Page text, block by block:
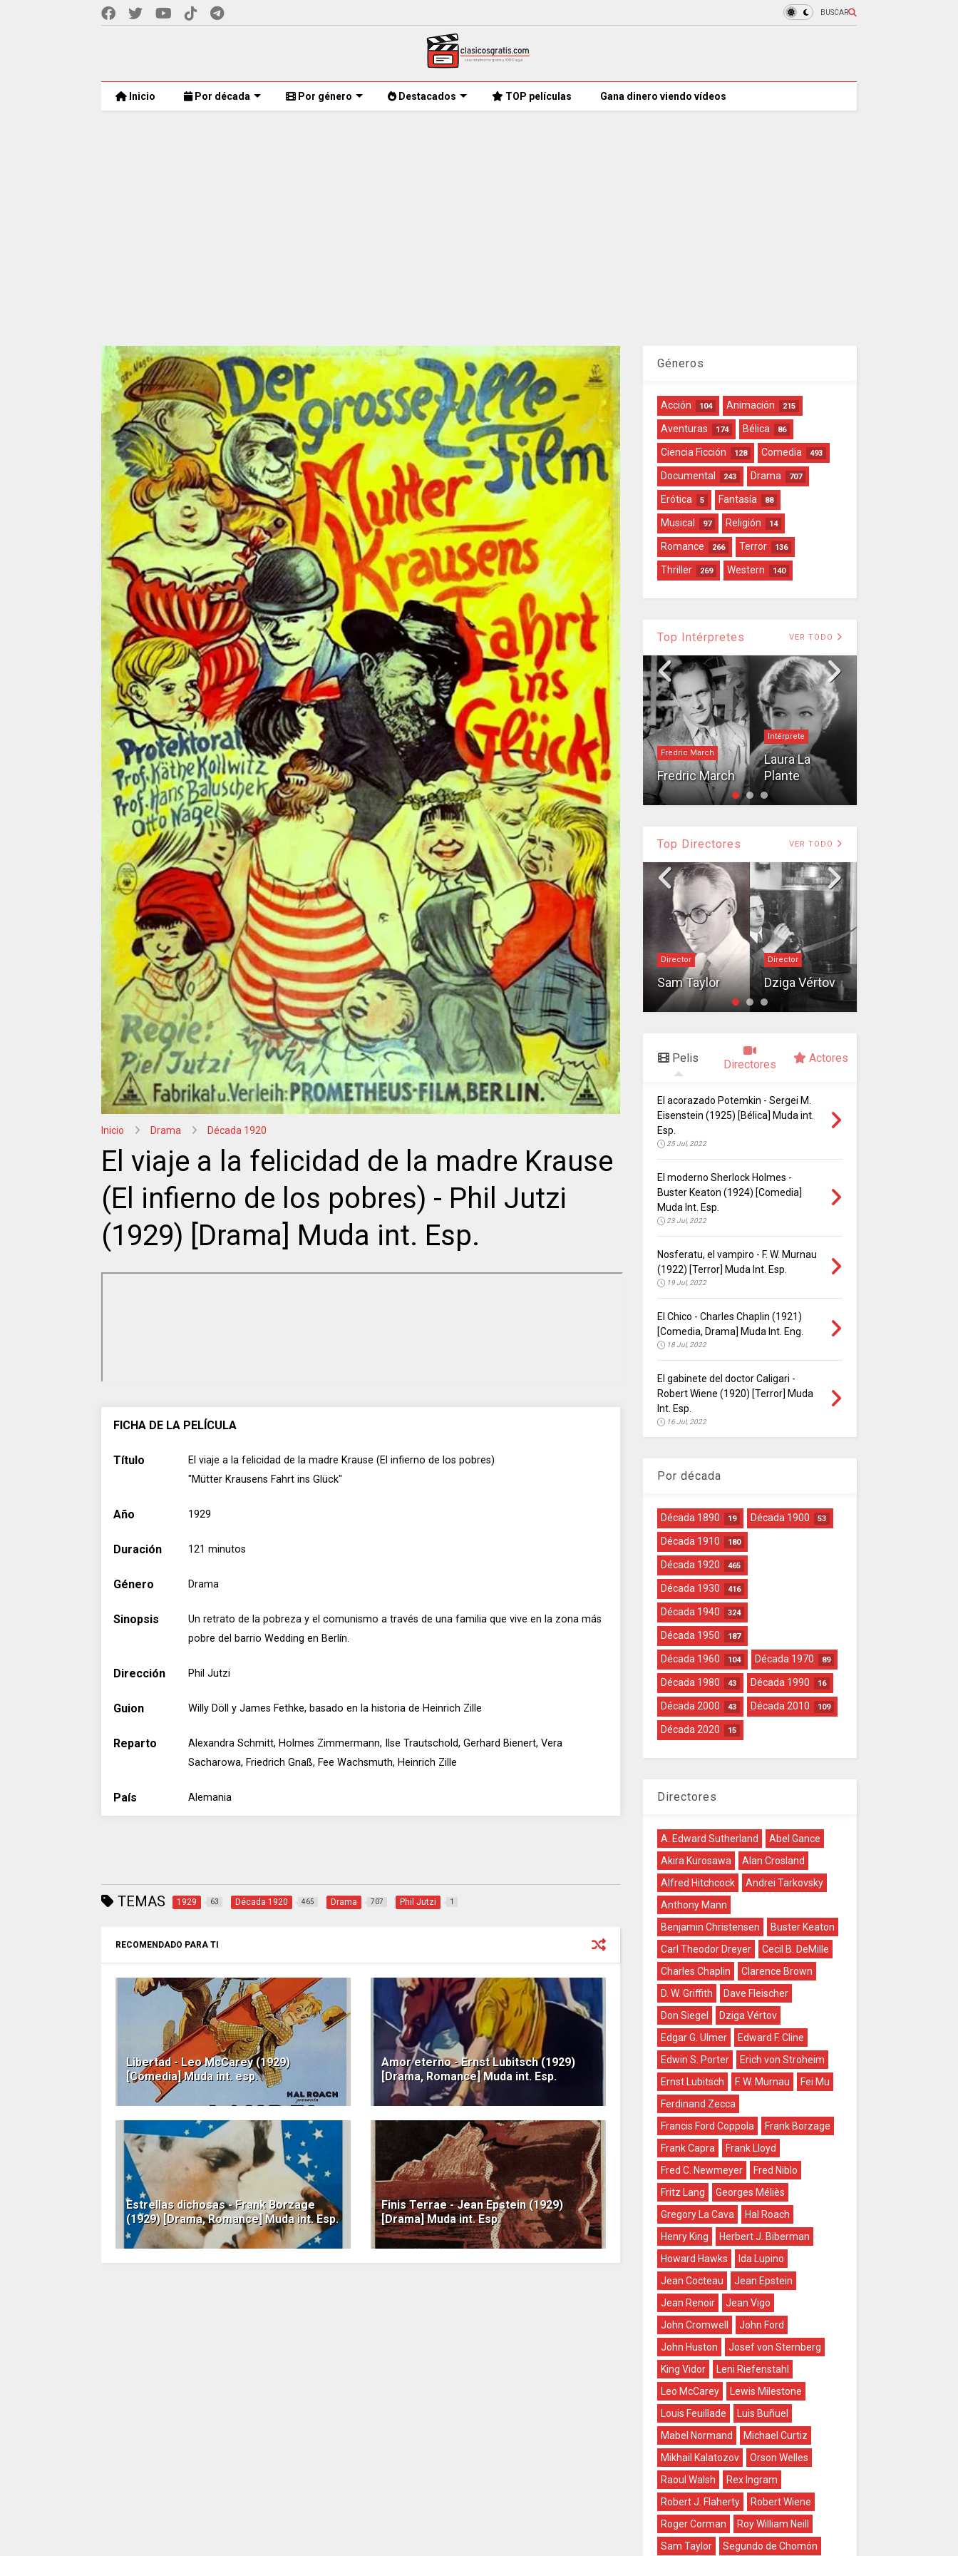
BUSCAR
Inicio Por década Por género Destacados TOP películas Gana dinero viendo vídeos
Inicio Drama Década 1920
El viaje a la felicidad de la madre Krause
(El infierno de los pobres) - Phil Jutzi
(1929) [Drama] Muda int. Esp.
FICHA DE LA PELÍCULA
Título
El viaje a la felicidad de la madre Krause (El infierno de los pobres)
"Mütter Krausens Fahrt ins Glück"
Año 1929
Duración 121 minutos
Género Drama
Sinopsis
Un retrato de la pobreza y el comunismo a través de una familia que vive en la zona más
pobre del barrio Wedding en Berlín.
Dirección Phil Jutzi
Guion Willy Döll y James Fethke, basado en la historia de Heinrich Zille
Reparto
Alexandra Schmitt, Holmes Zimmermann, Ilse Trautschold, Gerhard Bienert, Vera
Sacharowa, Friedrich Gnaß, Fee Wachsmuth, Heinrich Zille
País Alemania
TEMAS 1929 63 Década 1920 465 Drama 707 Phil Jutzi 1
RECOMENDADO PARA TI
Libertad - Leo McCarey (1929)
[Comedia] Muda int. esp.
Amor eterno - Ernst Lubitsch (1929)
[Drama, Romance] Muda int. Esp.
Estrellas dichosas - Frank Borzage
(1929) [Drama, Romance] Muda int. Esp.
Finis Terrae - Jean Epstein (1929)
[Drama] Muda int. Esp.
Géneros
Acción 104 Animación 215
Aventuras 174 Bélica 86
Ciencia Ficción 128 Comedia 493
Documental 243 Drama 707
Erótica 5 Fantasía 88
Musical 97 Religión 14
Romance 266 Terror 136
Thriller 269 Western 140
Top Intérpretes VER TODO
Intérprete
Irene Dunne
Cary Grant
Cary Grant
Fredric March
Fredric March
Intérprete
Laura La
Plante
Top Directores VER TODO
Director
Orson Welles
Director
Herbert J.
Biberman
Director
Sam Taylor
Director
Dziga Vértov
Pelis Directores Actores
El acorazado Potemkin - Sergei M.
Eisenstein (1925) [Bélica] Muda int.
Esp.
25 Jul, 2022
El moderno Sherlock Holmes -
Buster Keaton (1924) [Comedia]
Muda Int. Esp.
23 Jul, 2022
Nosferatu, el vampiro - F. W. Murnau
(1922) [Terror] Muda Int. Esp.
19 Jul, 2022
El Chico - Charles Chaplin (1921)
[Comedia, Drama] Muda Int. Eng.
18 Jul, 2022
El gabinete del doctor Caligari -
Robert Wiene (1920) [Terror] Muda
Int. Esp.
16 Jul, 2022
Por década
Década 1890 19 Década 1900 53
Década 1910 180
Década 1920 465
Década 1930 416
Década 1940 324
Década 1950 187
Década 1960 104 Década 1970 89
Década 1980 43 Década 1990 16
Década 2000 43 Década 2010 109
Década 2020 15
Directores
A. Edward Sutherland
Abel Gance
Akira Kurosawa
Alan Crosland
Alfred Hitchcock
Andrei Tarkovsky
Anthony Mann
Benjamin Christensen
Buster Keaton
Carl Theodor Dreyer
Cecil B. DeMille
Charles Chaplin
Clarence Brown
D. W. Griffith
Dave Fleischer
Don Siegel
Dziga Vértov
Edgar G. Ulmer
Edward F. Cline
Edwin S. Porter
Erich von Stroheim
Ernst Lubitsch
F. W. Murnau
Fei Mu
Ferdinand Zecca
Francis Ford Coppola
Frank Borzage
Frank Capra
Frank Lloyd
Fred C. Newmeyer
Fred Niblo
Fritz Lang
Georges Méliès
Gregory La Cava
Hal Roach
Henry King
Herbert J. Biberman
Howard Hawks
Ida Lupino
Jean Cocteau
Jean Epstein
Jean Renoir
Jean Vigo
John Cromwell
John Ford
John Huston
Josef von Sternberg
King Vidor
Leni Riefenstahl
Leo McCarey
Lewis Milestone
Louis Feuillade
Luis Buñuel
Mabel Normand
Michael Curtiz
Mikhail Kalatozov
Orson Welles
Raoul Walsh
Rex Ingram
Robert J. Flaherty
Robert Wiene
Roger Corman
Roy William Neill
Sam Taylor
Segundo de Chomón